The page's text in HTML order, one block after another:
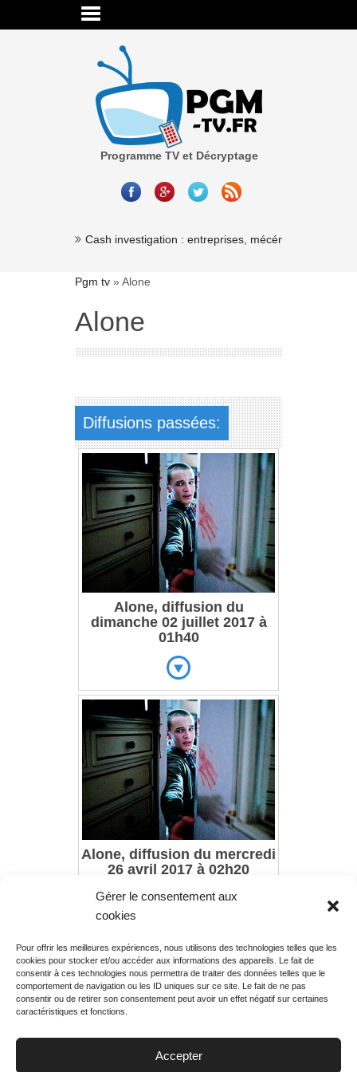
Gérer le consentement aux
cookies
Pour offrir les meilleures expériences, nous utilisons des technologies telles que les
cookies pour stocker et/ou accéder aux informations des appareils. Le fait de
consentir à ces technologies nous permettra de traiter des données telles que le
comportement de navigation ou les ID uniques sur ce site. Le fait de ne pas
consentir ou de retirer son consentement peut avoir un effet négatif sur certaines
caractéristiques et fonctions.
Accepter
Programme TV et Décryptage
Cash investigation : entreprises, mécénat,
Pgm tv » Alone
Alone
Diffusions passées:
Alone, diffusion du
dimanche 02 juillet 2017 à
01h40
Alone, diffusion du mercredi
26 avril 2017 à 02h20
Rechercher votre
programme